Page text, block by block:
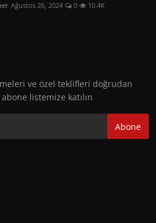
Ağustos 26, 2024 0 10.4K
ve özel teklifleri doğrudan
listemize katılın
Abone